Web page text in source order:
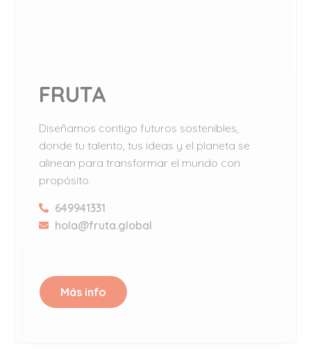
FRUTA
Diseñamos contigo futuros sostenibles,
donde tu talento, tus ideas y el planeta se
alinean para transformar el mundo con
propósito.
649941331
hola@fruta.global
Más info